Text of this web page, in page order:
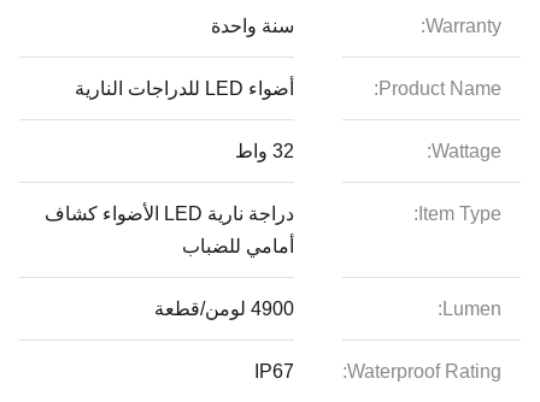
Warranty: سنة واحدة
Product Name: أضواء LED للدراجات النارية
Wattage: 32 واط
Item Type:
دراجة نارية LED الأضواء كشاف
أمامي للضباب
Lumen: 4900 لومن/قطعة
Waterproof Rating:
IP67